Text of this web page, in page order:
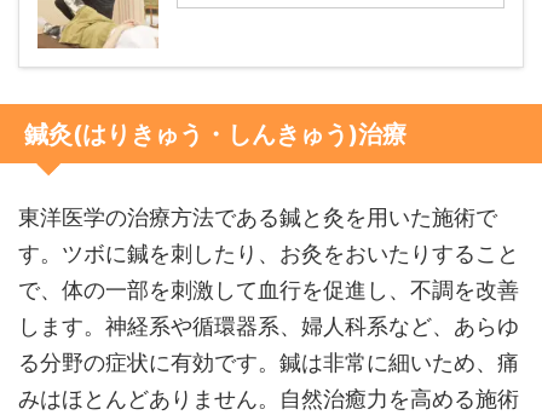
鍼灸(はりきゅう・しんきゅう)治療
東洋医学の治療方法である鍼と灸を用いた施術で
す。ツボに鍼を刺したり、お灸をおいたりすること
で、体の一部を刺激して血行を促進し、不調を改善
します。神経系や循環器系、婦人科系など、あらゆ
る分野の症状に有効です。鍼は非常に細いため、痛
みはほとんどありません。自然治癒力を高める施術